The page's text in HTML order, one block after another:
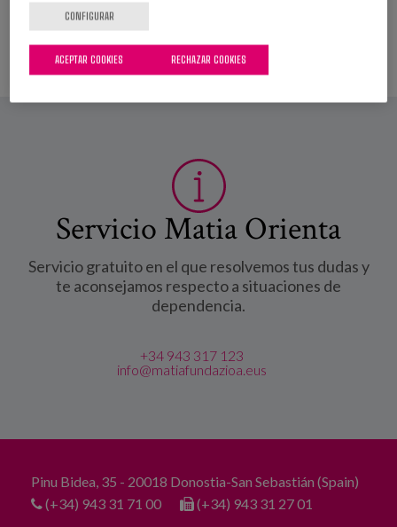
Servicio Matia Orienta
Servicio gratuito en el que resolvemos tus dudas y
te aconsejamos respecto a situaciones de
dependencia.
+34 943 317 123
info@matiafundazioa.eus
Pinu Bidea, 35 - 20018 Donostia-San Sebastián (Spain)
(+34) 943 31 71 00
(+34) 943 31 27 01
CONFIGURAR
RECHAZAR COOKIES
ACEPTAR COOKIES